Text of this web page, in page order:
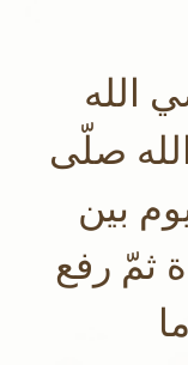
الله
صلّى
بين
ثمّ رفع